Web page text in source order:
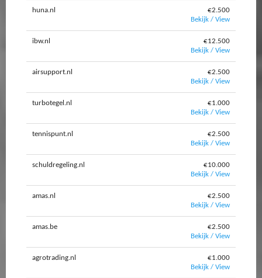
huna.nl
€2.500
Bekijk / View
ibw.nl
€12.500
Bekijk / View
airsupport.nl
€2.500
Bekijk / View
turbotegel.nl
€1.000
Bekijk / View
tennispunt.nl
€2.500
Bekijk / View
schuldregeling.nl
€10.000
Bekijk / View
amas.nl
€2.500
Bekijk / View
amas.be
€2.500
Bekijk / View
agrotrading.nl
€1.000
Bekijk / View